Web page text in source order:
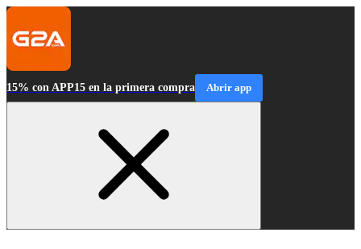
15% con APP15 en la primera compra Abrir app